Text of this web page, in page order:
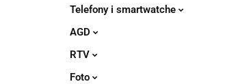
Telefony i smartwatche
AGD
RTV
Foto